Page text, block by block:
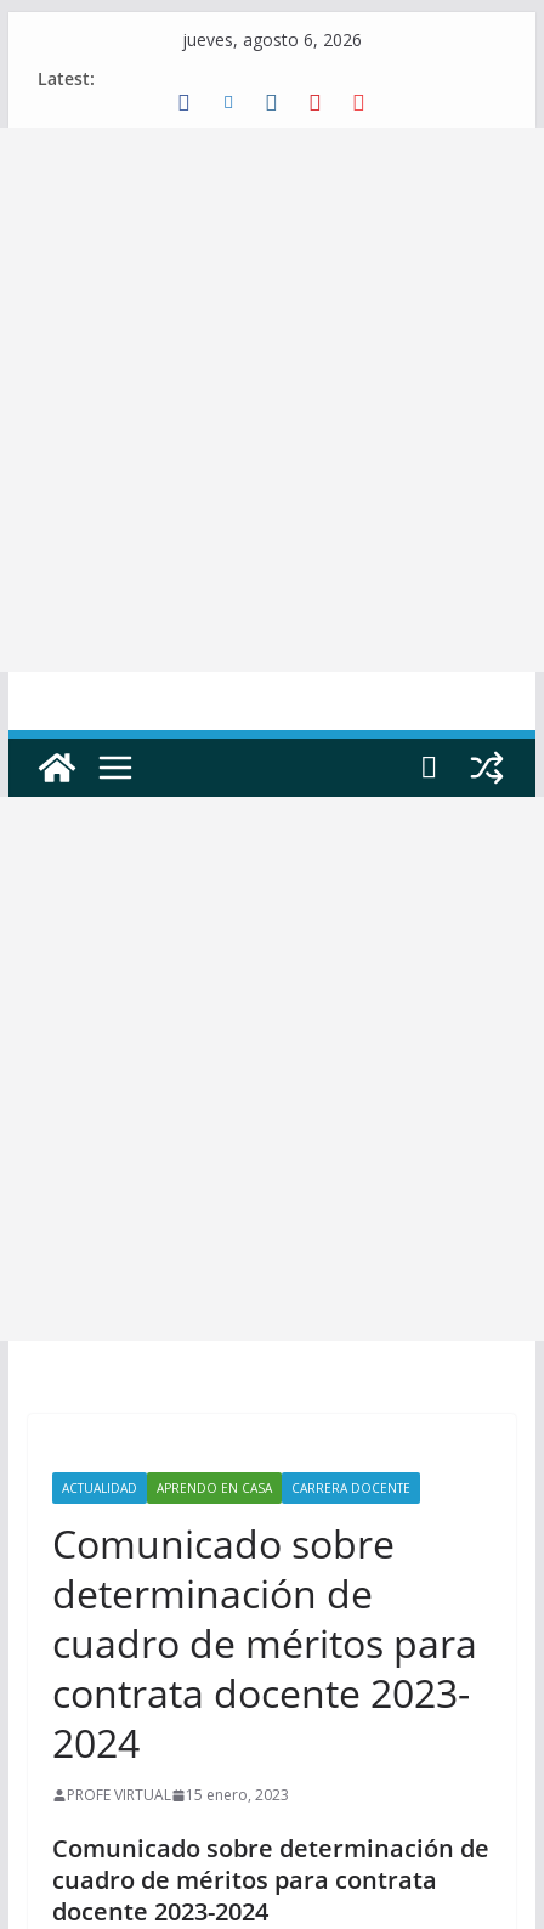
jueves, agosto 6, 2026
Latest:
ACTUALIDAD APRENDO EN CASA CARRERA DOCENTE
Comunicado sobre
determinación de
cuadro de méritos para
contrata docente 2023-
2024
PROFE VIRTUAL 15 enero, 2023
Comunicado sobre determinación de
cuadro de méritos para contrata
docente 2023-2024